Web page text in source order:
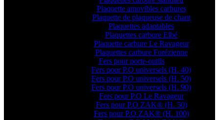
Plaquette amovibles carbures
Plaquette de plaqueuse de chant
Plaquettes adaptables
Plaquettes carbure Elbé
Plaquette carbure Le Ravageur
Plaquettes carbure Forézienne
Fers pour porte-outils
Fers pour P.O universels (H. 40)
Fers pour P.O universels (H. 50)
Fers pour P.O universels (H. 90)
Fers pour P.O Le Ravageur
Fers pour P.O ZAK® (H. 50)
Fers pour P.O ZAK® (H. 100)